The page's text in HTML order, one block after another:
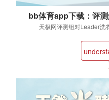
bb体育app下载：评测
智慧洗护
天极网评测组对Leader洗